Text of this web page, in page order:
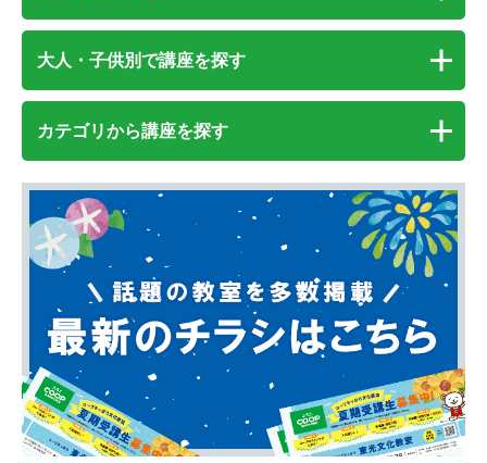
大人・子供別で講座を探す
カテゴリから講座を探す